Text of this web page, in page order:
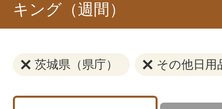
キング（週間）
茨城県（県庁） その他日用